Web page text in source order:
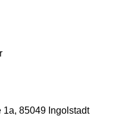
85049 Ingolstadt